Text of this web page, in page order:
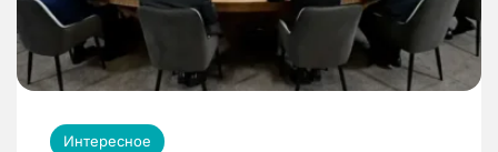
Интересное